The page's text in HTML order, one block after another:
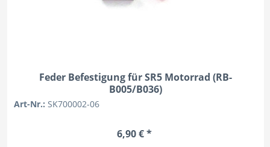
Feder Befestigung für SR5 Motorrad (RB-
B005/B036)
Art-Nr.:SK700002-06
6,90 € *